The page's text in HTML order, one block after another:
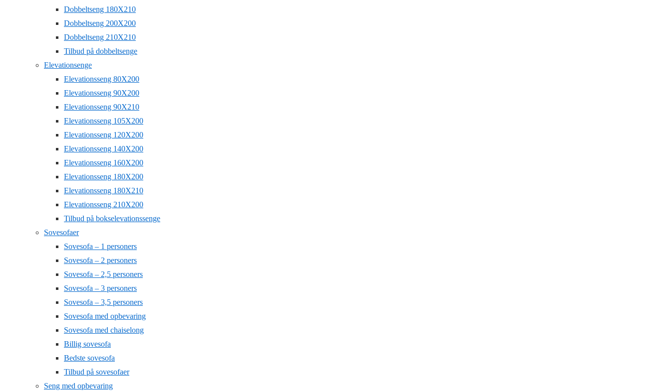
Dobbeltseng 180X210
Dobbeltseng 200X200
Dobbeltseng 210X210
Tilbud på dobbeltsenge
Elevationsenge
Elevationsseng 80X200
Elevationsseng 90X200
Elevationsseng 90X210
Elevationsseng 105X200
Elevationsseng 120X200
Elevationsseng 140X200
Elevationsseng 160X200
Elevationsseng 180X200
Elevationsseng 180X210
Elevationsseng 210X200
Tilbud på bokselevationssenge
Sovesofaer
Sovesofa – 1 personers
Sovesofa – 2 personers
Sovesofa – 2,5 personers
Sovesofa – 3 personers
Sovesofa – 3,5 personers
Sovesofa med opbevaring
Sovesofa med chaiselong
Billig sovesofa
Bedste sovesofa
Tilbud på sovesofaer
Seng med opbevaring